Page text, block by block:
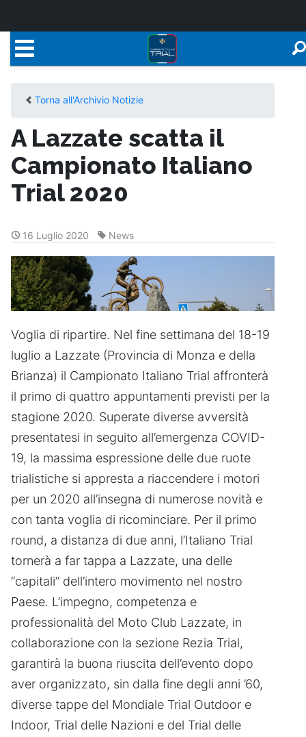
Torna all'Archivio Notizie
A Lazzate scatta il
Campionato Italiano
Trial 2020
16 Luglio 2020 News
Voglia di ripartire. Nel fine settimana del 18-19
luglio a Lazzate (Provincia di Monza e della
Brianza) il Campionato Italiano Trial affronterà
il primo di quattro appuntamenti previsti per la
stagione 2020. Superate diverse avversità
presentatesi in seguito all’emergenza COVID-
19, la massima espressione delle due ruote
trialistiche si appresta a riaccendere i motori
per un 2020 all’insegna di numerose novità e
con tanta voglia di ricominciare. Per il primo
round, a distanza di due anni, l’Italiano Trial
tornerà a far tappa a Lazzate, una delle
“capitali” dell’intero movimento nel nostro
Paese. L’impegno, competenza e
professionalità del Moto Club Lazzate, in
collaborazione con la sezione Rezia Trial,
garantirà la buona riuscita dell’evento dopo
aver organizzato, sin dalla fine degli anni ’60,
diverse tappe del Mondiale Trial Outdoor e
Indoor, Trial delle Nazioni e del Trial delle